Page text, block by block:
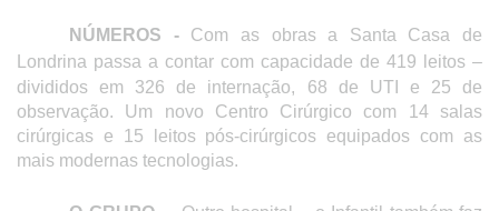
NÚMEROS - Com as obras a Santa Casa de
Londrina passa a contar com capacidade de 419 leitos –
divididos em 326 de internação, 68 de UTI e 25 de
observação. Um novo Centro Cirúrgico com 14 salas
cirúrgicas e 15 leitos pós-cirúrgicos equipados com as
mais modernas tecnologias.